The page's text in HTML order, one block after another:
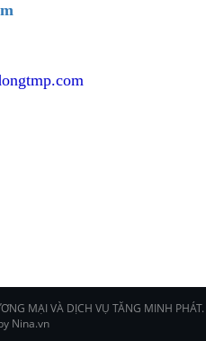
MẠI VÀ DỊCH VỤ TĂNG MINH PHÁT.
Nina.vn